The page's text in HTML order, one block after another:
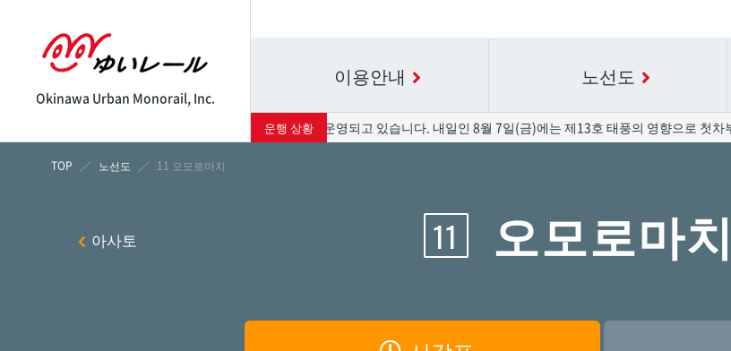
이용안내 노선도
아카미네
아카미네
Okinawa Urban Monorail, Inc.
운행 상황
현재 서비스는 정상적으로 운영되고 있습니다. 내일인 8월 7일(금)에는 제13호 태풍의 영향으로 첫차부
노선도 11 오모로마치
11 오모로마치
아사토